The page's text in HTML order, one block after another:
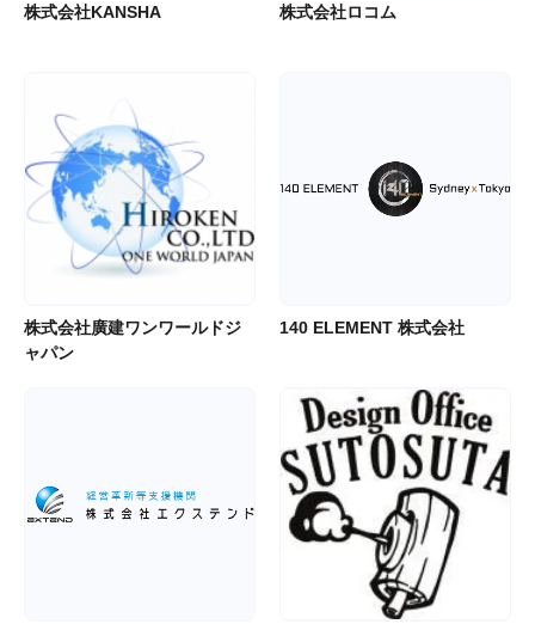
株式会社KANSHA 株式会社ロコム
株式会社廣建ワンワールドジ
ャパン
140 ELEMENT 株式会社